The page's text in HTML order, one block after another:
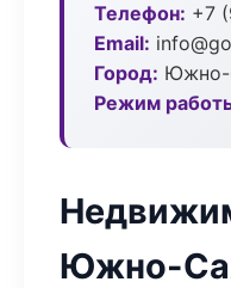
Телефон: +7
Email:
Город: Южно-
Режим
Южно-